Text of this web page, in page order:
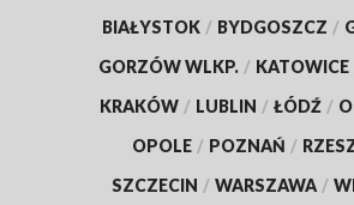
BIAŁYSTOK / BYDGOSZCZ /
GORZÓW WLKP. / KATOWICE
KRAKÓW / LUBLIN / ŁÓDŹ /
OPOLE / POZNAŃ /
SZCZECIN / WARSZAWA /